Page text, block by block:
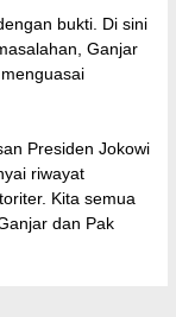
bukti. Di sini
Ganjar
Presiden Jokowi
riwayat
Kita semua
dan Pak